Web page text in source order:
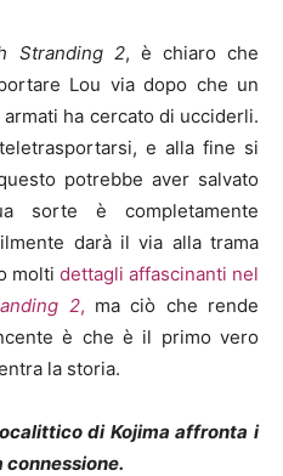
Stranding 2, è chiaro che
Lou via dopo che un
ha cercato di ucciderli.
e alla fine si
potrebbe aver salvato
sorte è completamente
darà il via alla trama
molti dettagli affascinanti nel
2, ma ciò che rende
è che è il primo vero
la storia.
di Kojima affronta i
connessione.